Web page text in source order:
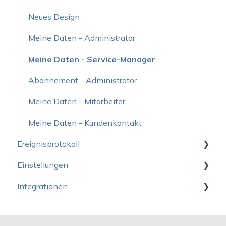
Berichte anzeigen
Statistik
Sicherheitskopien
Lagerbestand
Produktanfragen
Produktübergabe
Statistik
Lagerverwaltung
Archiv
Mitarbeiter
Neues Design
Meine Daten - Administrator
Meine Daten - Service-Manager
Abonnement - Administrator
Meine Daten - Mitarbeiter
Meine Daten - Kundenkontakt
Ereignisprotokoll
Ereignisprotokoll für Administratoren
Ereignisprotokoll für Service-Manager
Einstellungen
Allgemeine Einstellungen - Lohnkalkulation
Integrationen